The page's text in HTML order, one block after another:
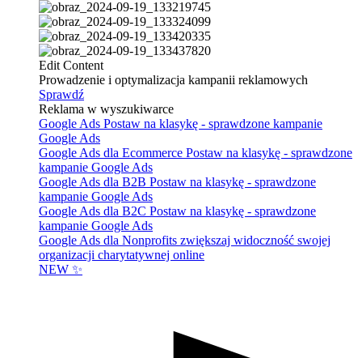
Edit Content
Prowadzenie i optymalizacja kampanii reklamowych
Sprawdź
Reklama w wyszukiwarce
Google Ads Postaw na klasykę - sprawdzone kampanie
Google Ads
Google Ads dla Ecommerce Postaw na klasykę - sprawdzone
kampanie Google Ads
Google Ads dla B2B Postaw na klasykę - sprawdzone
kampanie Google Ads
Google Ads dla B2C Postaw na klasykę - sprawdzone
kampanie Google Ads
Google Ads dla Nonprofits zwiększaj widoczność swojej
organizacji charytatywnej online
NEW ✨